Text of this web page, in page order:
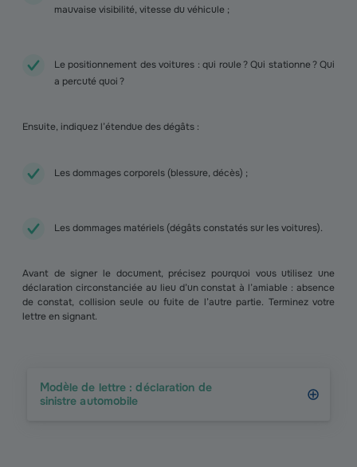
mauvaise visibilité, vitesse du véhicule ;
Le positionnement des voitures : qui roule ? Qui stationne ? Qui
a percuté quoi ?
Ensuite, indiquez l’étendue des dégâts :
Les dommages corporels (blessure, décès) ;
Les dommages matériels (dégâts constatés sur les voitures).
Avant de signer le document, précisez pourquoi vous utilisez une
déclaration circonstanciée au lieu d’un constat à l’amiable : absence
de constat, collision seule ou fuite de l’autre partie. Terminez votre
lettre en signant.
Modèle de lettre : déclaration de
sinistre automobile